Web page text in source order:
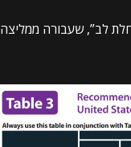
לב”, שעבורה ממליצה